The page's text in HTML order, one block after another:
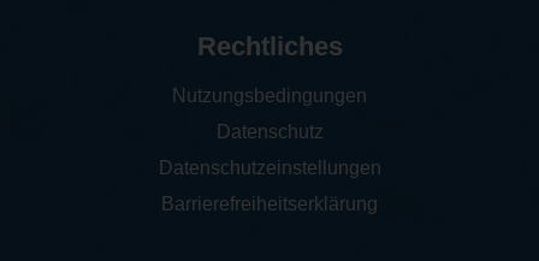
Rechtliches
Nutzungsbedingungen
Datenschutz
Datenschutzeinstellungen
Barrierefreiheitserklärung